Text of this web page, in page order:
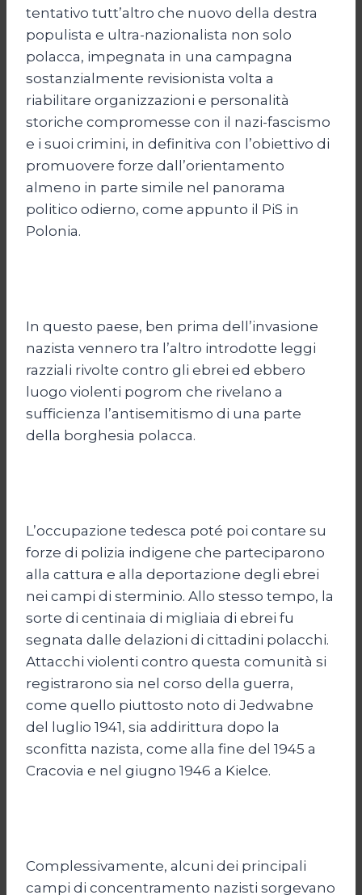
tentativo tutt’altro che nuovo della destra
populista e ultra-nazionalista non solo
polacca, impegnata in una campagna
sostanzialmente revisionista volta a
riabilitare organizzazioni e personalità
storiche compromesse con il nazi-fascismo
e i suoi crimini, in definitiva con l’obiettivo di
promuovere forze dall’orientamento
almeno in parte simile nel panorama
politico odierno, come appunto il PiS in
Polonia.
In questo paese, ben prima dell’invasione
nazista vennero tra l’altro introdotte leggi
razziali rivolte contro gli ebrei ed ebbero
luogo violenti pogrom che rivelano a
sufficienza l’antisemitismo di una parte
della borghesia polacca.
L’occupazione tedesca poté poi contare su
forze di polizia indigene che parteciparono
alla cattura e alla deportazione degli ebrei
nei campi di sterminio. Allo stesso tempo, la
sorte di centinaia di migliaia di ebrei fu
segnata dalle delazioni di cittadini polacchi.
Attacchi violenti contro questa comunità si
registrarono sia nel corso della guerra,
come quello piuttosto noto di Jedwabne
del luglio 1941, sia addirittura dopo la
sconfitta nazista, come alla fine del 1945 a
Cracovia e nel giugno 1946 a Kielce.
Complessivamente, alcuni dei principali
campi di concentramento nazisti sorgevano